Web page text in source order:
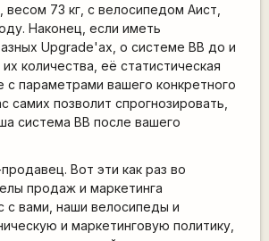
73 кг, с велосипедом Аист,
Наконец, если иметь
Upgrade'ах, о системе ВВ до и
количества, её статистическая
с параметрами вашего конкретного
самих позволит спрогнозировать,
система ВВ после вашего
Вот эти как раз во
продаж и маркетинга
с вами, наши велосипеды и
и маркетинговую политику,